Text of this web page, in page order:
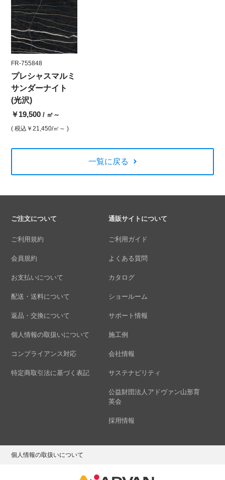
FR-755848
プレシャスマルミ
サンダーナイト
(光沢)
￥19,500/ ㎡～
( 税込 ￥21,450/㎡～ )
一覧に戻る
ご注文について
ご利用規約
会員規約
お支払いについて
配送・送料について
返品・交換について
個人情報の取扱いについて
コンプライアンス対応
特定商取引法に基づく表記
通販サイトについて
ご利用ガイド
よくある質問
カタログ
ショールーム
サポート情報
施工例
会社情報
サステナビリティ
公益財団法人アドヴァン山形育
英会
採用情報
個人情報の取扱いについて